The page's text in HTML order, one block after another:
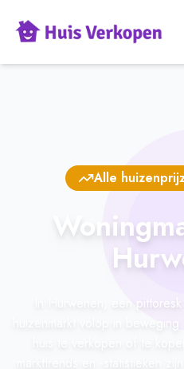
Alle
In Hurwenen, een
huizenmarkt volop in